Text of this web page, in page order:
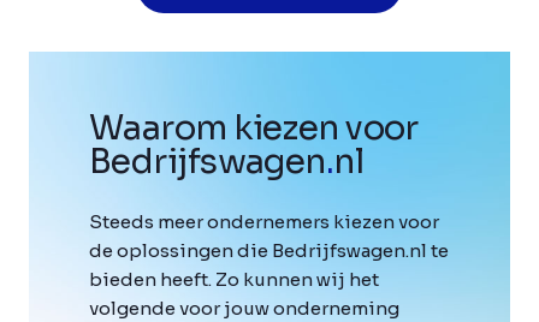
Waarom kiezen voor
Bedrijfswagen.nl
Steeds meer ondernemers kiezen voor
de oplossingen die Bedrijfswagen.nl te
bieden heeft. Zo kunnen wij het
volgende voor jouw onderneming